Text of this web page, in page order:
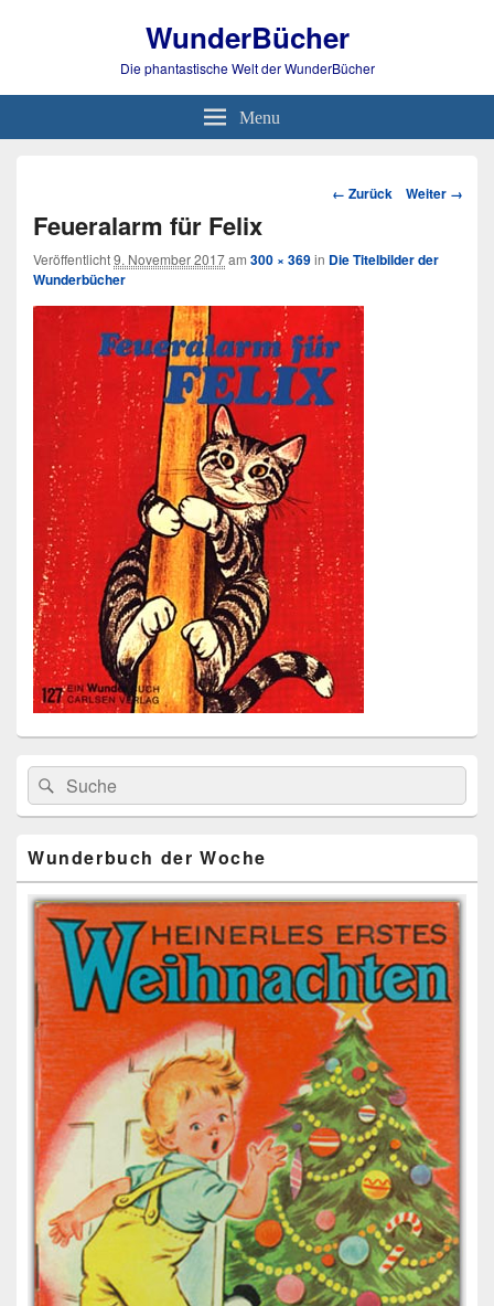
WunderBücher
Die phantastische Welt der WunderBücher
Menu
Bild-
← Zurück Weiter →
Feueralarm für Felix
Veröffentlicht9. November 2017am 300 × 369in Die Titelbilder der
Wunderbücher
Primärer
Seitenleisten
Widget-
Bereich
Search
for:
Suche
Wunderbuch der Woche